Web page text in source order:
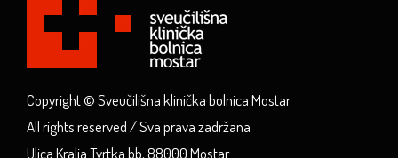
Copyright © Sveučilišna klinička bolnica Mostar
All rights reserved / Sva prava zadržana
Ulica Kralja Tvrtka bb, 88000 Mostar